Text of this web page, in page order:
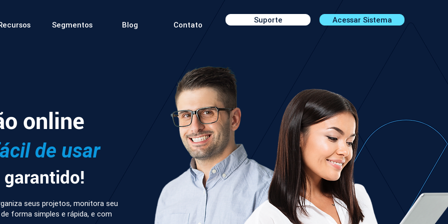
Segmentos Blog Contato
Suporte Acessar Sistema
seus projetos, monitora seu
forma simples e rápida, e com
online
de usar
garantido!